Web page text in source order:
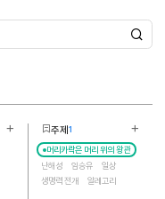
주제1
머리카락은 머리 위의 왕관
난해성
임승유
일상
생명력 전개
알레고리
10